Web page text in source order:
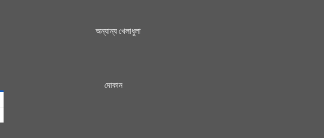
অন্যান্য খেলাধুলা
দোকান